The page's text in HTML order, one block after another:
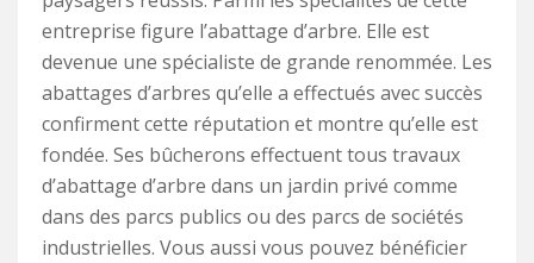
entreprise figure l’abattage d’arbre. Elle est
devenue une spécialiste de grande renommée. Les
abattages d’arbres qu’elle a effectués avec succès
confirment cette réputation et montre qu’elle est
fondée. Ses bûcherons effectuent tous travaux
d’abattage d’arbre dans un jardin privé comme
dans des parcs publics ou des parcs de sociétés
industrielles. Vous aussi vous pouvez bénéficier